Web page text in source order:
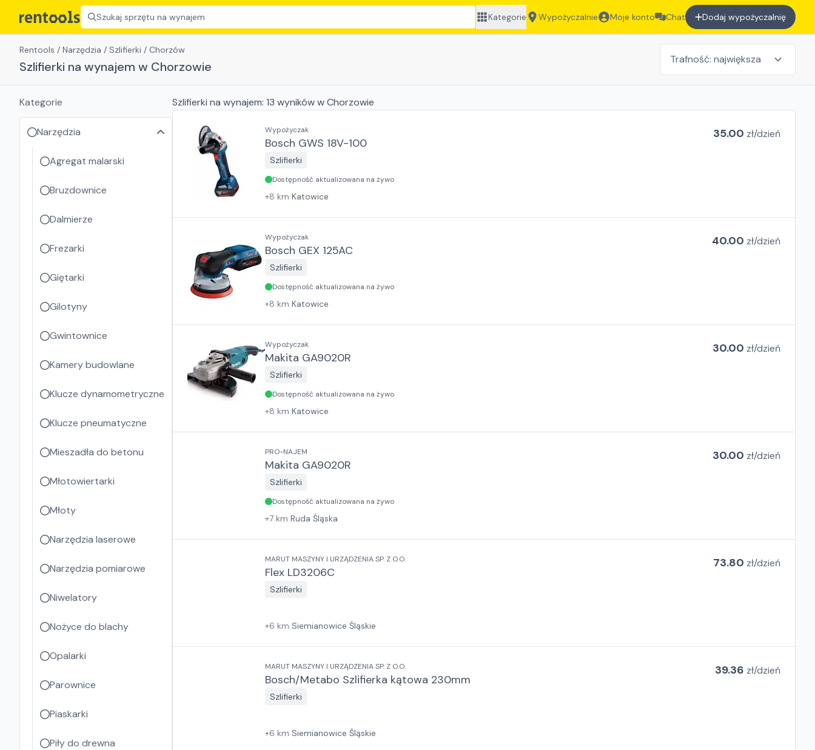
Szukaj sprzętu na wynajem Kategorie Wypożyczalnie Moje konto Chat Dodaj wypożyczalnię
Rentools / Narzędzia / Szlifierki / Chorzów
Szlifierki na wynajem w Chorzowie
Szlifierki na wynajem: 13 wynikóww Chorzowie
Wypożyczak
Bosch GWS 18V-100
Szlifierki
35.00 zł/dzień
Dostępność aktualizowana na żywo
+8 km Katowice
Wypożyczak
Bosch GEX 125AC
Szlifierki
40.00 zł/dzień
Dostępność aktualizowana na żywo
+8 km Katowice
Wypożyczak
Makita GA9020R
Szlifierki
30.00 zł/dzień
Dostępność aktualizowana na żywo
+8 km Katowice
PRO-NAJEM
Makita GA9020R
Szlifierki
30.00 zł/dzień
Dostępność aktualizowana na żywo
+7 km Ruda Śląska
MARUT MASZYNY I URZĄDZENIA SP. Z O.O.
Flex LD3206C
Szlifierki
73.80 zł/dzień
+6 km Siemianowice Śląskie
MARUT MASZYNY I URZĄDZENIA SP. Z O.O.
Bosch/Metabo Szlifierka kątowa 230mm
Szlifierki
39.36 zł/dzień
+6 km Siemianowice Śląskie
Kategorie
Narzędzia
Agregat malarski
Bruzdownice
Dalmierze
Frezarki
Giętarki
Gilotyny
Gwintownice
Kamery budowlane
Klucze dynamometryczne
Klucze pneumatyczne
Mieszadła do betonu
Młotowiertarki
Młoty
Narzędzia laserowe
Narzędzia pomiarowe
Niwelatory
Nożyce do blachy
Opalarki
Parownice
Piaskarki
Piły do drewna